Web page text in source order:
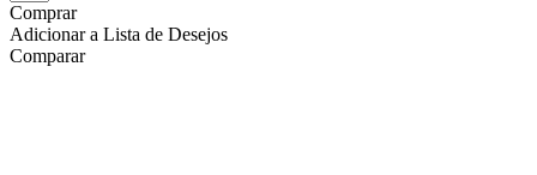
Comprar
Adicionar a Lista de Desejos
Comparar